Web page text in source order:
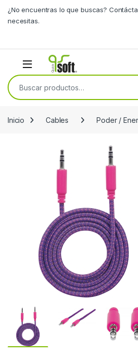
¿No encuentras lo que buscas?
necesitas.
Buscar por:
Inicio Cables Poder /